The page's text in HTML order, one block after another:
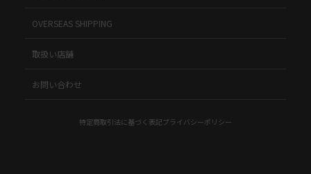
OVERSEAS SHIPPING
取扱い店舗
お問い合わせ
特定商取引法に基づく表記プライバシーポリシー